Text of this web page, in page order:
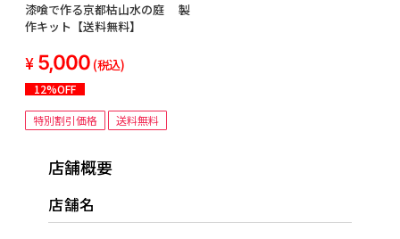
漆喰で作る京都枯山水の庭 製
作キット【送料無料】
5,000 (税込)
12%OFF
特別割引価格 送料無料
店舗概要
店舗名